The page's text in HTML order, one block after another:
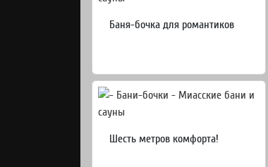
Баня-бочка для романтиков
Шесть метров комфорта!